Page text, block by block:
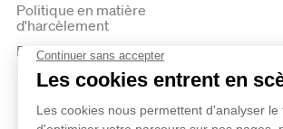
Politique en matière
d'harcèlement
Politique de confidentialité